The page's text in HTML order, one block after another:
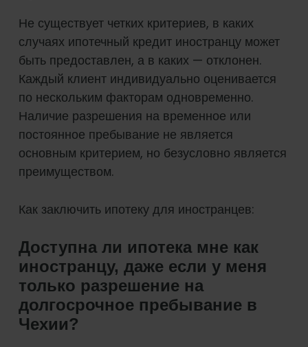
Не существует четких критериев, в каких
случаях ипотечный кредит иностранцу может
быть предоставлен, а в каких — отклонен.
Каждый клиент индивидуально оценивается
по нескольким факторам одновременно.
Наличие разрешения на временное или
постоянное пребывание не является
основным критерием, но безусловно является
преимуществом.
Как заключить ипотеку для иностранцев:
Доступна ли ипотека мне как
иностранцу, даже если у меня
только разрешение на
долгосрочное пребывание в
Чехии?